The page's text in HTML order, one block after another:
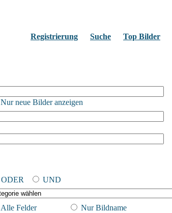
Registrierung Suche Top Bilder
Nur neue Bilder anzeigen
ODER
UND
Alle Felder
Nur Bildname